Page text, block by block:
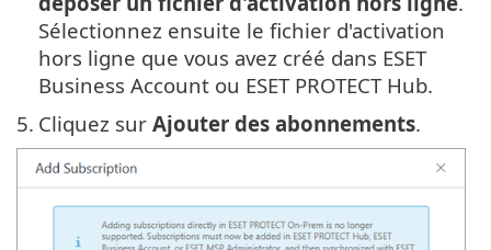
Sélectionnez ensuite le fichier d'activation
hors ligne que vous avez créé dans ESET
Business Account ou ESET PROTECT Hub.
5. Cliquez sur Ajouter des abonnements.